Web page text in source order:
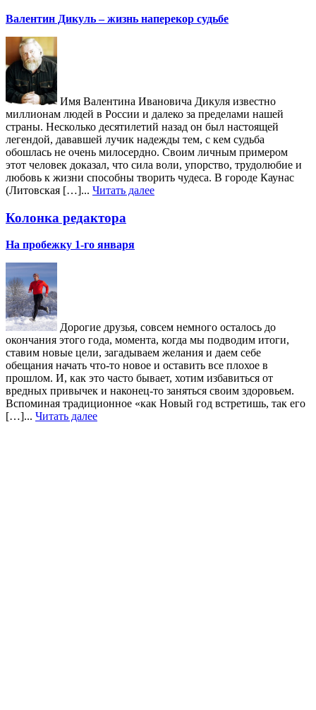
Валентин Дикуль – жизнь наперекор судьбе
Имя Валентина Ивановича Дикуля известно
миллионам людей в России и далеко за пределами нашей
страны. Несколько десятилетий назад он был настоящей
легендой, дававшей лучик надежды тем, с кем судьба
обошлась не очень милосердно. Своим личным примером
этот человек доказал, что сила воли, упорство, трудолюбие и
любовь к жизни способны творить чудеса. В городе Каунас
(Литовская […]... Читать далее
Колонка редактора
На пробежку 1-го января
Дорогие друзья, совсем немного осталось до
окончания этого года, момента, когда мы подводим итоги,
ставим новые цели, загадываем желания и даем себе
обещания начать что-то новое и оставить все плохое в
прошлом. И, как это часто бывает, хотим избавиться от
вредных привычек и наконец-то заняться своим здоровьем.
Вспоминая традиционное «как Новый год встретишь, так его
[…]... Читать далее